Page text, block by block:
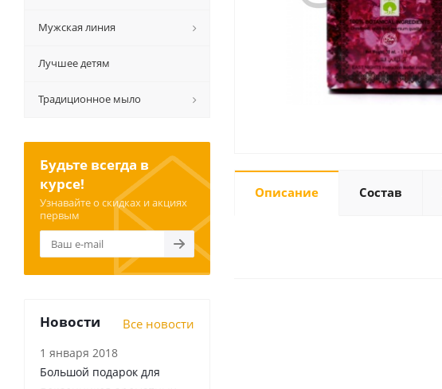
Описание Состав
Мужская линия
Лучшее детям
Традиционное мыло
Будьте всегда в
курсе!
Узнавайте о скидках и акциях
первым
Новости Все новости
1 января 2018
Большой подарок для